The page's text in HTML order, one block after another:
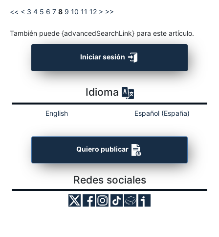
<< < 3 4 5 6 7 8 9 10 11 12 > >>
También puede {advancedSearchLink} para este artículo.
Iniciar sesión
Idioma
English Español (España)
Quiero publicar
Redes sociales